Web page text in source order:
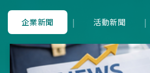
企業新聞 | 活動新聞 |